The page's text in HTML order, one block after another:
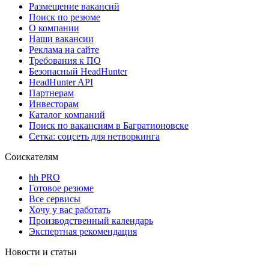
Размещение вакансий
Поиск по резюме
О компании
Наши вакансии
Реклама на сайте
Требования к ПО
Безопасный HeadHunter
HeadHunter API
Партнерам
Инвесторам
Каталог компаний
Поиск по вакансиям в Багратионовске
Сетка: соцсеть для нетворкинга
Соискателям
hh PRO
Готовое резюме
Все сервисы
Хочу у вас работать
Производственный календарь
Экспертная рекомендация
Новости и статьи